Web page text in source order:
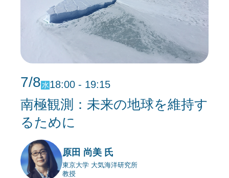
7/8水18:00 - 19:15
南極観測：未来の地球を維持す
るために
原田 尚美 氏
東京大学 大気海洋研究所
教授